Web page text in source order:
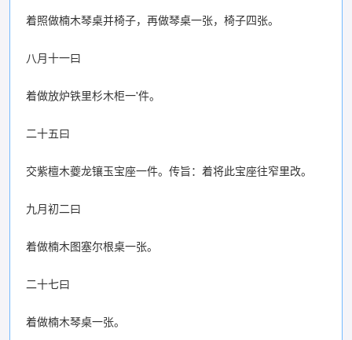
着照做楠木琴桌并椅子，再做琴桌一张，椅子四张。
八月十一曰
着做放炉铁里杉木柜一'件。
二十五曰
交紫檀木夔龙镶玉宝座一件。传旨：着将此宝座往窄里改。
九月初二曰
着做楠木图塞尔根桌一张。
二十七曰
着做楠木琴桌一张。